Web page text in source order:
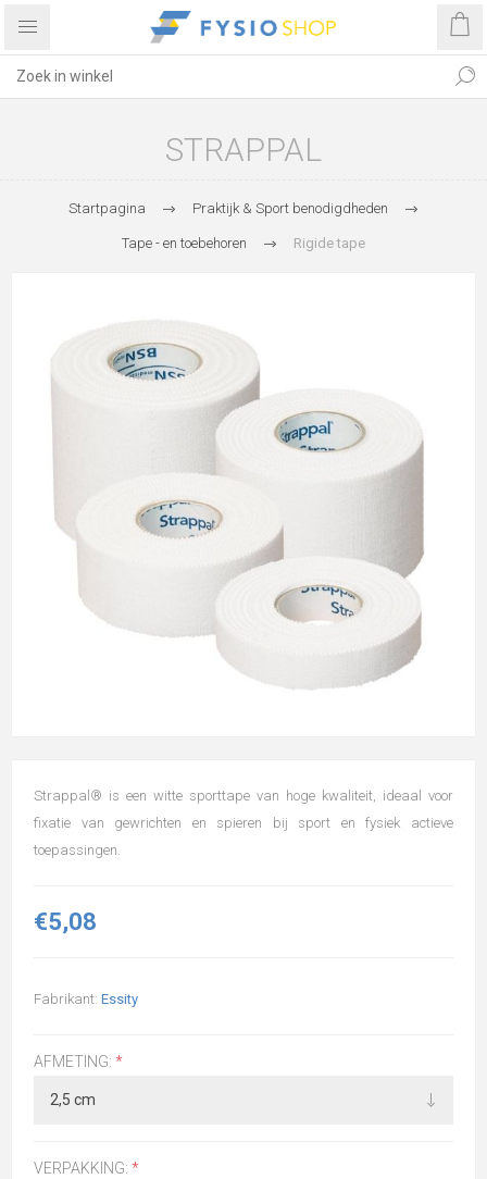
STRAPPAL
Startpagina Praktijk & Sport benodigdheden
Tape - en toebehoren Rigide tape
Strappal® is een witte sporttape van hoge kwaliteit, ideaal voor
fixatie van gewrichten en spieren bij sport en fysiek actieve
toepassingen.
€5,08
Fabrikant: Essity
AFMETING: *
VERPAKKING: *